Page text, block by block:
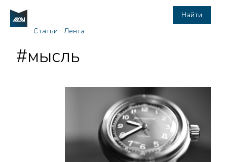
Найти
Статьи
Лента
#мысль